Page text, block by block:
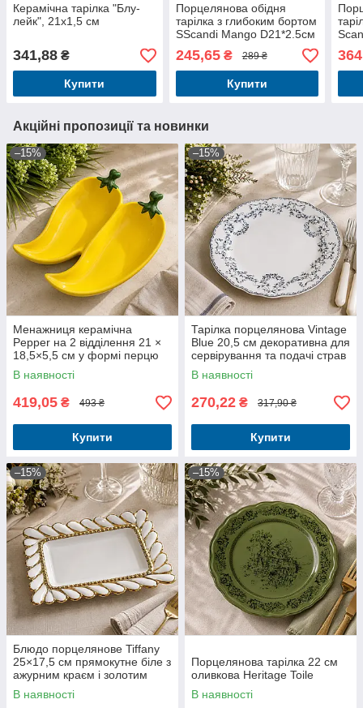
Керамічна тарілка "Блу-
лейк", 21х1,5 см
341,88 ₴
Купити
Порцелянова обідня
тарілка з глибоким бортом
SScandi Mango D21*2.5см
245,65₴ 289 ₴
Купити
Акційні пропозиції та новинки
–15%
Менажниця керамічна
Pepper на 2 відділення 21 ×
18,5×5,5 см у формі перцю
В наявності
419,05 ₴ 493 ₴
Купити
–15%
Тарілка порцелянова Vintage
Blue 20,5 см декоративна для
сервірування та подачі страв
В наявності
270,22 ₴ 317,90 ₴
Купити
–15%
Блюдо порцелянове Tiffany
25×17,5 см прямокутне біле з
ажурним краєм і золотим
декором
В наявності
–15%
Порцелянова тарілка 22 см
оливкова Heritage Toile
В наявності